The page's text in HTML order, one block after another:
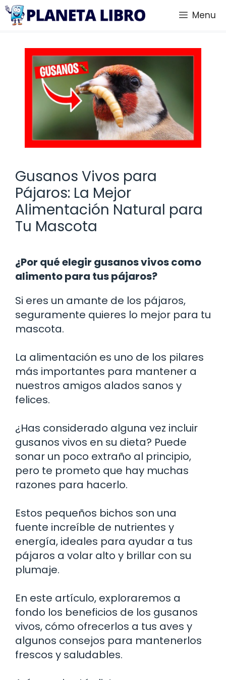
Saltar
Menu
Gusanos Vivos para
Pájaros: La Mejor
Alimentación Natural para
Tu Mascota
¿Por qué elegir gusanos vivos como
alimento para tus pájaros?
Si eres un amante de los pájaros,
seguramente quieres lo mejor para tu
mascota.
La alimentación es uno de los pilares
más importantes para mantener a
nuestros amigos alados sanos y
felices.
¿Has considerado alguna vez incluir
gusanos vivos en su dieta? Puede
sonar un poco extraño al principio,
pero te prometo que hay muchas
razones para hacerlo.
Estos pequeños bichos son una
fuente increíble de nutrientes y
energía, ideales para ayudar a tus
pájaros a volar alto y brillar con su
plumaje.
En este artículo, exploraremos a
fondo los beneficios de los gusanos
vivos, cómo ofrecerlos a tus aves y
algunos consejos para mantenerlos
frescos y saludables.